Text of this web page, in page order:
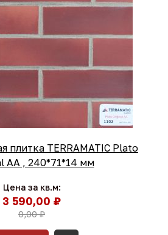
плитка TERRAMATIC Plato
АА , 240*71*14 мм
Цена за кв.м:
3 590,00 ₽
0,00 ₽